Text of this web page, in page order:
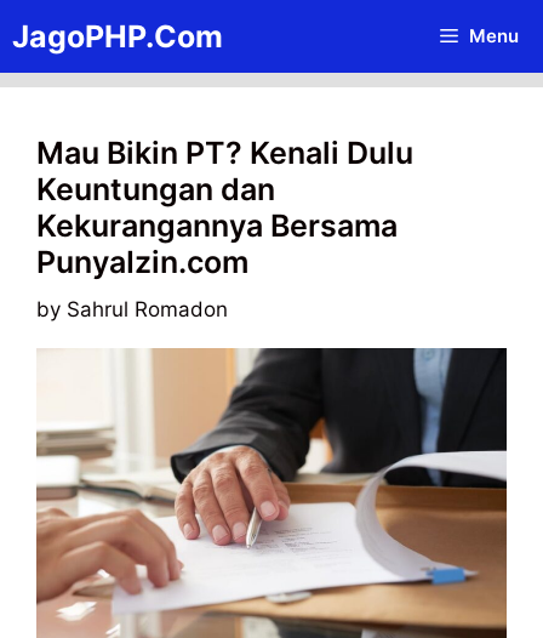
to
content
JagoPHP.Com Menu
Mau Bikin PT? Kenali Dulu
Keuntungan dan
Kekurangannya Bersama
PunyaIzin.com
by Sahrul Romadon